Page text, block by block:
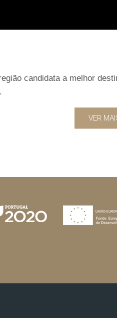
candidata a melhor
VER